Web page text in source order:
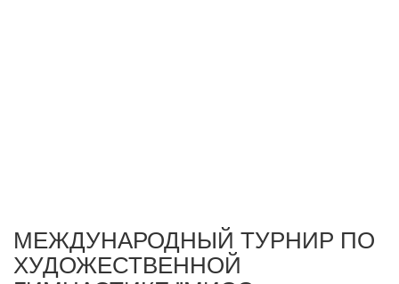
МЕЖДУНАРОДНЫЙ ТУРНИР ПО
ХУДОЖЕСТВЕННОЙ